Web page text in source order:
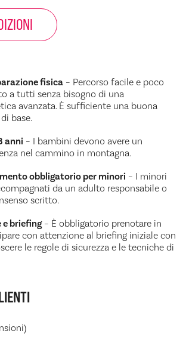
fisica– Percorso facile e poco
a tutti senza bisogno di una
avanzata. È sufficiente una buona
base.
anni– I bambini devono avere un
nel cammino in montagna.
obbligatorio per minori– I minori
da un adulto responsabile o
scritto.
e briefing– È obbligatorio prenotare in
con attenzione al briefing iniziale con
le regole di sicurezza e le tecniche di